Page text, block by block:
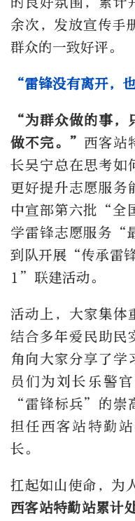
余次，发放宣传手
群众的一致好评。
“雷锋没有离开，
“为群众做的事，
做不完。” 西客站
长吴宁总在思考如
更好提升志愿服务
中宣部第六批“全
学雷锋志愿服务“
到队开展“传承
1”联建活动。
活动上，大家集体
结合多年爱民助民
角向大家分享了学
员们为刘长乐警
“雷锋标兵”的崇
担任西客站特勤
长。
扛起如山使命，为
西客站特勤站累计